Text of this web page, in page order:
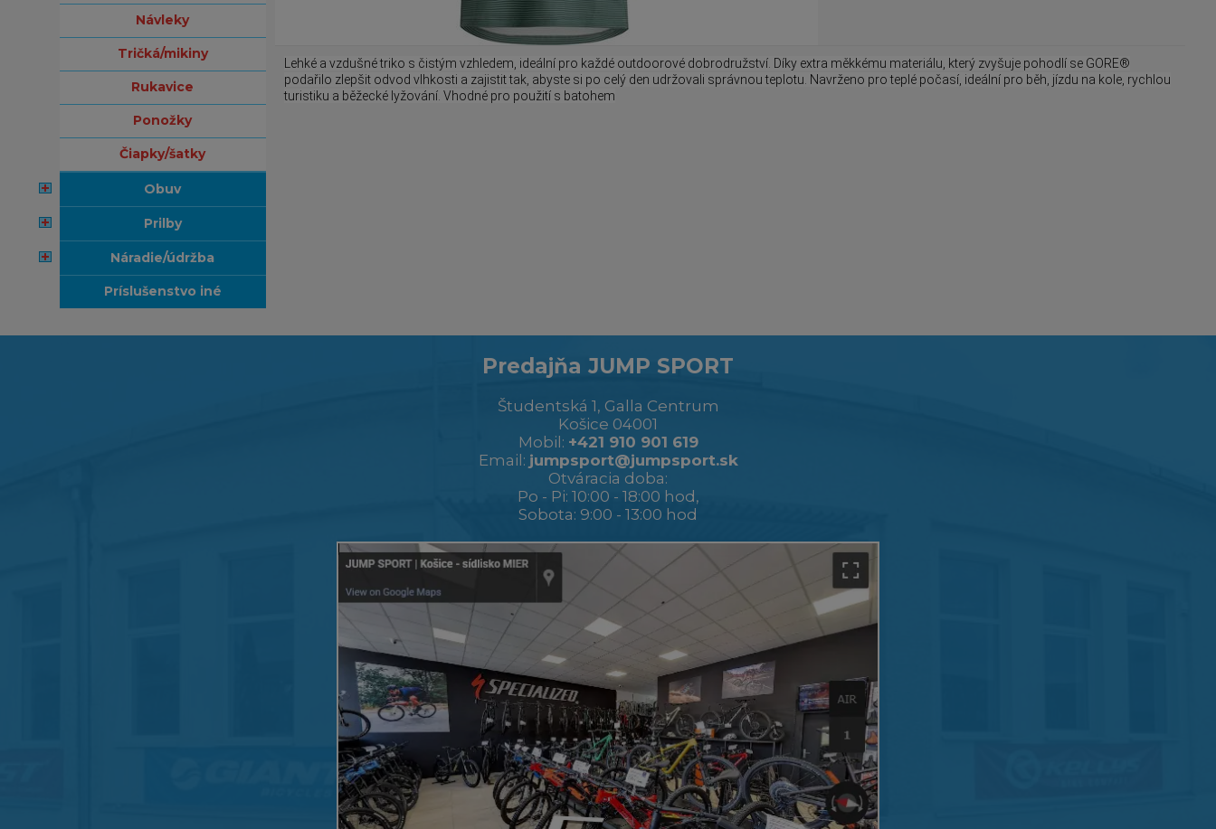
návleky
tričká/mikiny
rukavice
ponožky
čiapky/šatky
obuv
prilby
náradie/údržba
príslušenstvo iné
Lehké a vzdušné triko s čistým vzhledem, ideální pro každé outdoorové dobrodružství. Díky extra měkkému materiálu, který zvyšuje pohodlí se GORE®
podařilo zlepšit odvod vlhkosti a zajistit tak, abyste si po celý den udržovali správnou teplotu. Navrženo pro teplé počasí, ideální pro běh, jízdu na kole, rychlou
turistiku a běžecké lyžování. Vhodné pro použití s batohem
Predajňa JUMP SPORT
Študentská 1, Galla Centrum
Košice 04001
Mobil: +421 910 901 619
Email: jumpsport@jumpsport.sk
Otváracia doba:
Po - Pi: 10:00 - 18:00 hod,
Sobota: 9:00 - 13:00 hod